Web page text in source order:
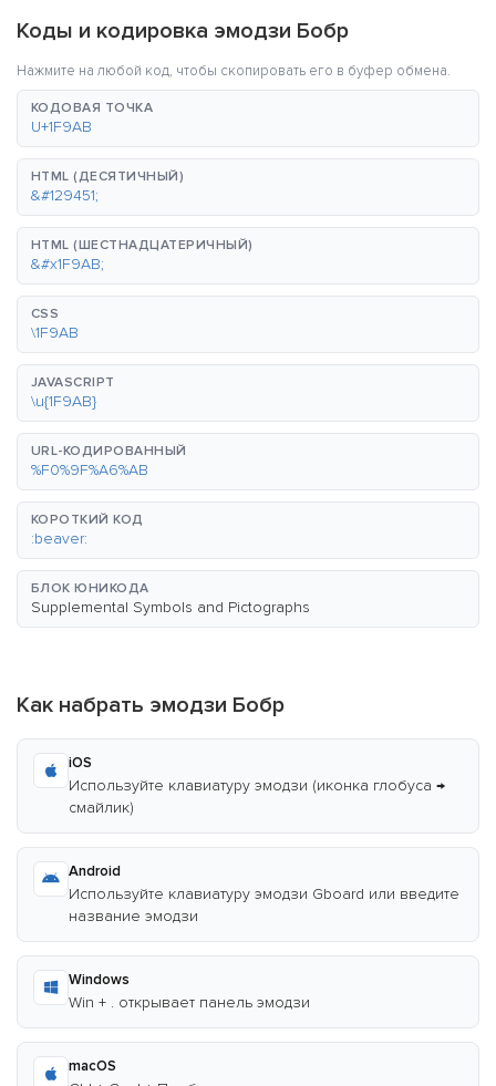
Коды и кодировка эмодзи Бобр
Нажмите на любой код, чтобы скопировать его в буфер обмена.
КОДОВАЯ ТОЧКА
U+1F9AB
HTML (ДЕСЯТИЧНЫЙ)
&#129451;
HTML (ШЕСТНАДЦАТЕРИЧНЫЙ)
&#x1F9AB;
CSS
\1F9AB
JAVASCRIPT
\u{1F9AB}
URL-КОДИРОВАННЫЙ
%F0%9F%A6%AB
КОРОТКИЙ КОД
:beaver:
БЛОК ЮНИКОДА
Supplemental Symbols and Pictographs
Как набрать эмодзи Бобр
iOS
Используйте клавиатуру эмодзи (иконка глобуса →
смайлик)
Android
Используйте клавиатуру эмодзи Gboard или введите
название эмодзи
Windows
Win + . открывает панель эмодзи
macOS